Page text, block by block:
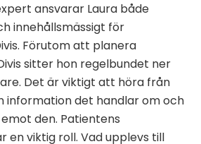
ansvarar Laura både
innehållsmässigt för
Förutom att planera
sitter hon regelbundet ner
Det är viktigt att höra från
information det handlar om och
den. Patientens
en viktig roll. Vad upplevs till